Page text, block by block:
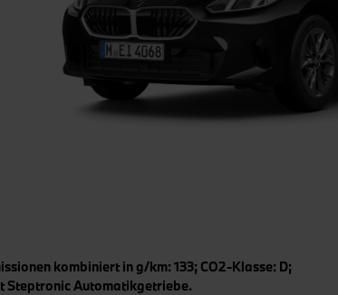
kombiniert in g/km: 133; CO2-Klasse: D;
Steptronic Automatikgetriebe.